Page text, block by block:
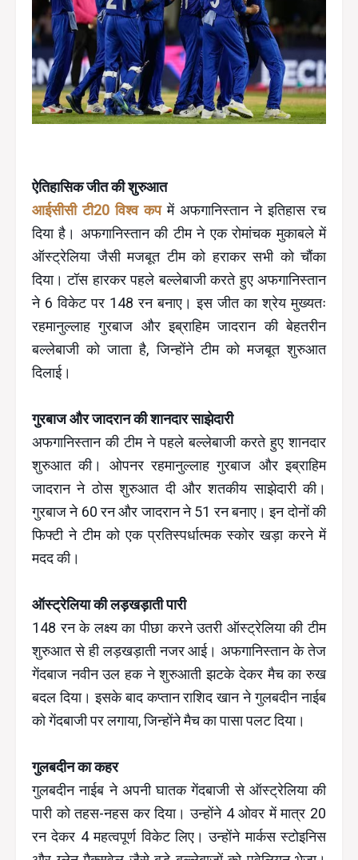
ऐतिहासिक जीत की शुरुआत
आईसीसी टी20 विश्व कपमें अफगानिस्तान ने इतिहास रच
दिया है। अफगानिस्तान की टीम ने एक रोमांचक मुकाबले में
ऑस्ट्रेलिया जैसी मजबूत टीम को हराकर सभी को चौंका
दिया। टॉस हारकर पहले बल्लेबाजी करते हुए अफगानिस्तान
ने 6 विकेट पर 148 रन बनाए। इस जीत का श्रेय मुख्यतः
रहमानुल्लाह गुरबाज और इब्राहिम जादरान की बेहतरीन
बल्लेबाजी को जाता है, जिन्होंने टीम को मजबूत शुरुआत
दिलाई।
गुरबाज और जादरान की शानदार साझेदारी
अफगानिस्तान की टीम ने पहले बल्लेबाजी करते हुए शानदार
शुरुआत की। ओपनर रहमानुल्लाह गुरबाज और इब्राहिम
जादरान ने ठोस शुरुआत दी और शतकीय साझेदारी की।
गुरबाज ने 60 रन और जादरान ने 51 रन बनाए। इन दोनों की
फिफ्टी ने टीम को एक प्रतिस्पर्धात्मक स्कोर खड़ा करने में
मदद की।
ऑस्ट्रेलिया की लड़खड़ाती पारी
148 रन के लक्ष्य का पीछा करने उतरी ऑस्ट्रेलिया की टीम
शुरुआत से ही लड़खड़ाती नजर आई। अफगानिस्तान के तेज
गेंदबाज नवीन उल हक ने शुरुआती झटके देकर मैच का रुख
बदल दिया। इसके बाद कप्तान राशिद खान ने गुलबदीन नाईब
को गेंदबाजी पर लगाया, जिन्होंने मैच का पासा पलट दिया।
गुलबदीन का कहर
गुलबदीन नाईब ने अपनी घातक गेंदबाजी से ऑस्ट्रेलिया की
पारी को तहस-नहस कर दिया। उन्होंने 4 ओवर में मात्र 20
रन देकर 4 महत्वपूर्ण विकेट लिए। उन्होंने मार्कस स्टोइनिस